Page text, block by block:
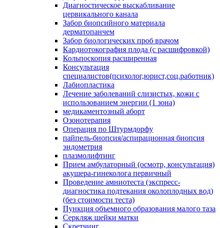
Диагностическое выскабливание
цервикального канала
Забор биопсийного материала
дерматопанчем
Забор биологических проб врачом
Кардиотокография плода (с расшифровкой)
Кольпоскопия расширенная
Консультация
специалистов(психолог,юрист,соц.работник)
Лабиопластика
Лечение заболеваний слизистых, кожи с
использованием энергии (1 зона)
медикаментозный аборт
Озонотерапия
Операция по Штурмдорфу
пайпель-биопсия/аспирационная биопсия
эндометрия
плазмолифтинг
Прием амбулаторный (осмотр, консультация)
акушера-гинеколога первичный
Проведение амниотеста (экспресс-
диагностика подтекания околоплодных вод)
(без стоимости теста)
Пункция объемного образования малого таза
Серкляж шейки матки
Скретчинг